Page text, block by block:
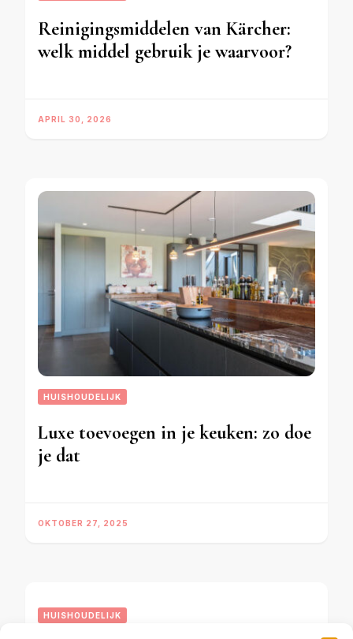
Reinigingsmiddelen van Kärcher:
welk middel gebruik je waarvoor?
APRIL 30, 2026
HUISHOUDELIJK
Luxe toevoegen in je keuken: zo doe
je dat
OKTOBER 27, 2025
HUISHOUDELIJK